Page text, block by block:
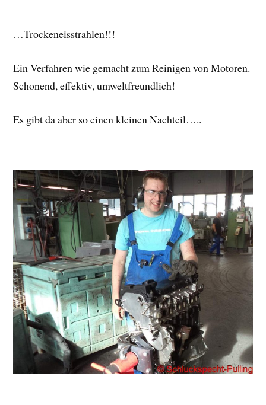
…Trockeneisstrahlen!!!
Ein Verfahren wie gemacht zum Reinigen von Motoren.
Schonend, effektiv, umweltfreundlich!
Es gibt da aber so einen kleinen Nachteil…..